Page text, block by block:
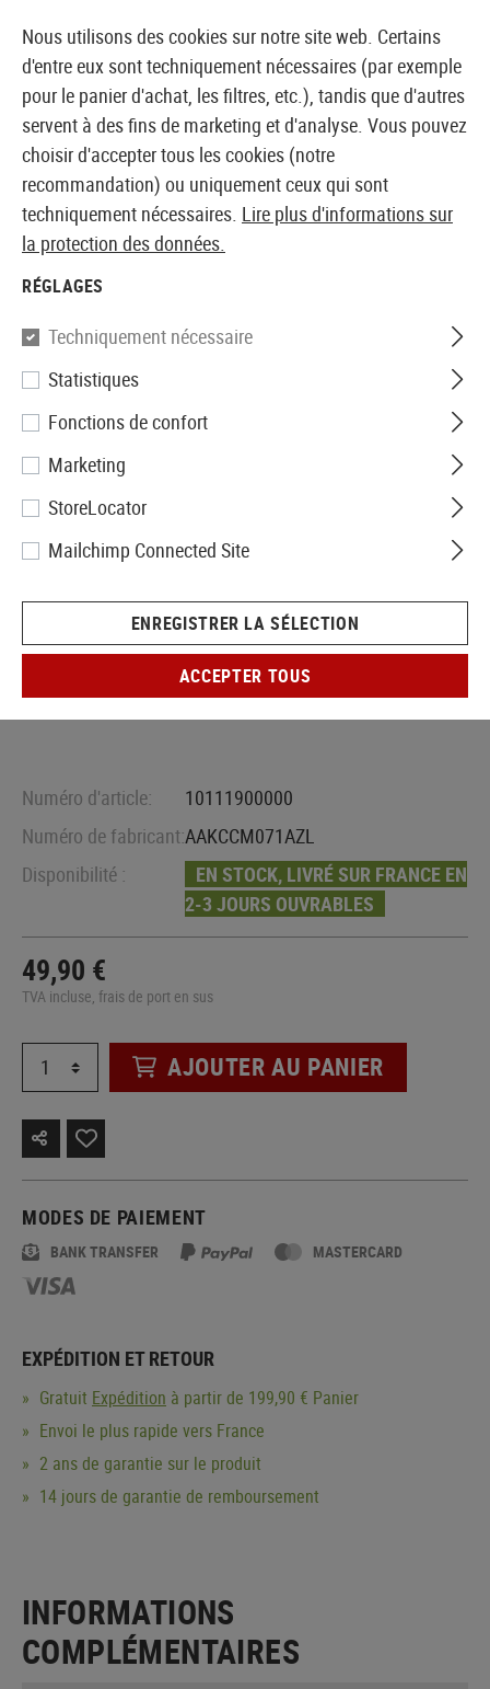
BOUTIQUE ET GROSSISTE EUROPÉEN AIRSOFT
Accueil Accessoires d'Airsoft Chargeurs CO2
KWC
Magazine Mini SMG Co2
Numéro d'article:
10111900000
Numéro de fabricant:AAKCCM071AZL
Disponibilité :
EN STOCK, LIVRÉ SUR FRANCE EN
2-3 JOURS OUVRABLES
49,90 €
TVA incluse, frais de port en sus
AJOUTER AU PANIER
MODES DE PAIEMENT
BANK TRANSFER MASTERCARD
EXPÉDITION ET RETOUR
Gratuit Expédition à partir de 199,90 € Panier
Envoi le plus rapide vers France
2 ans de garantie sur le produit
14 jours de garantie de remboursement
INFORMATIONS
COMPLÉMENTAIRES
Nous utilisons des cookies sur notre site web. Certains
d'entre eux sont techniquement nécessaires (par exemple
pour le panier d'achat, les filtres, etc.), tandis que d'autres
servent à des fins de marketing et d'analyse. Vous pouvez
choisir d'accepter tous les cookies (notre
recommandation) ou uniquement ceux qui sont
techniquement nécessaires. Lire plus d'informations sur
la protection des données.
RÉGLAGES
Techniquement nécessaire
Statistiques
Fonctions de confort
Marketing
StoreLocator
Mailchimp Connected Site
ENREGISTRER LA SÉLECTION
ACCEPTER TOUS